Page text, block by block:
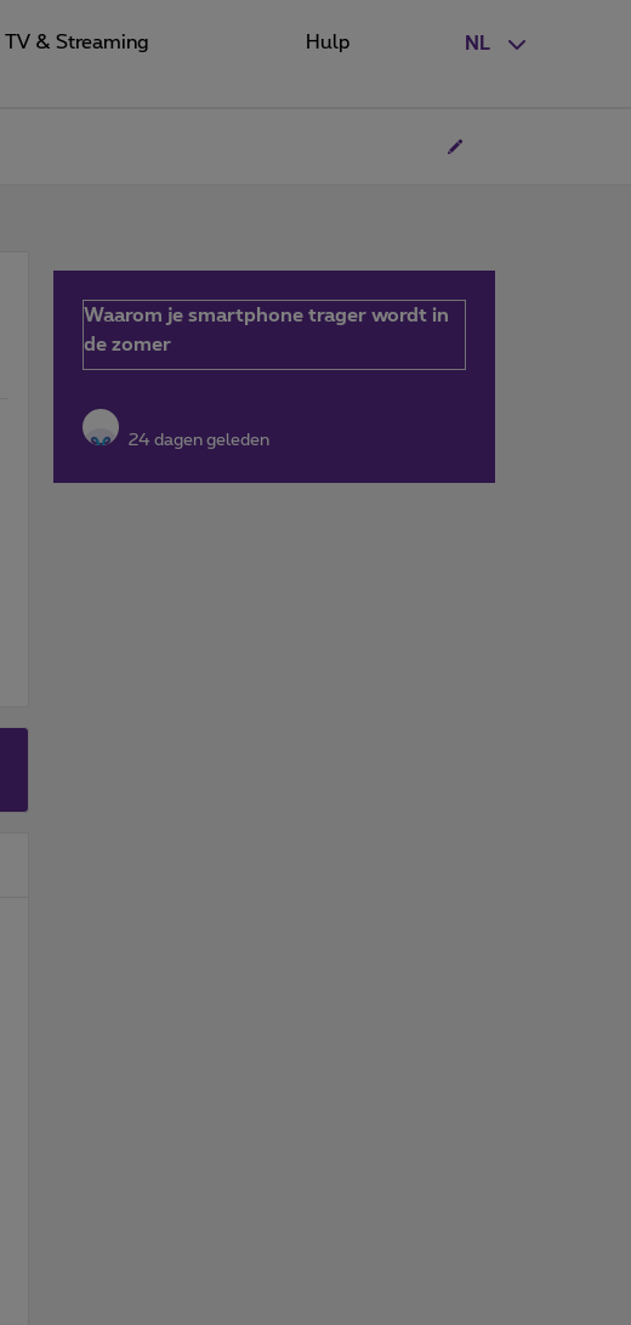
NL
TV & Streaming Hulp
Waarom je smartphone trager wordt in
de zomer
24 dagen geleden